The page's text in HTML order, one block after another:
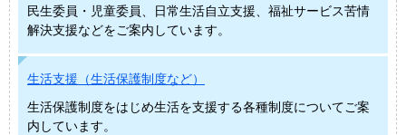
民生委員・児童委員、日常生活自立支援、福祉サービス苦情
解決支援などをご案内しています。
生活支援（生活保護制度など）
生活保護制度をはじめ生活を支援する各種制度についてご案
内しています。